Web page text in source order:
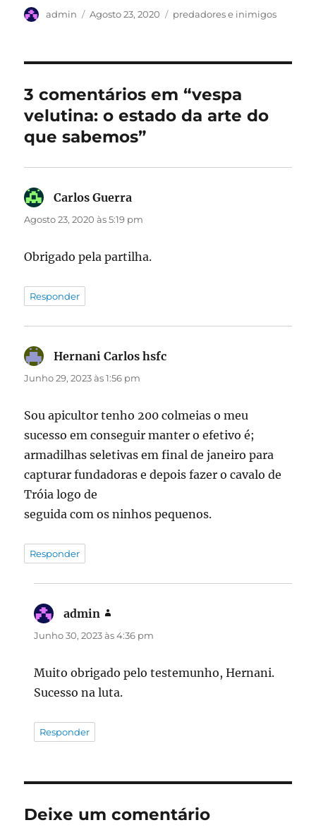
Autor
admin
Publicado
Agosto 23, 2020 Categorias
predadores e inimigos
3 comentários em “vespa
velutina: o estado da arte do
que sabemos”
Carlos Guerra
Agosto 23, 2020 às 5:19 pm
Obrigado pela partilha.
Responder
Hernani Carlos hsfc
Junho 29, 2023 às 1:56 pm
Sou apicultor tenho 200 colmeias o meu
sucesso em conseguir manter o efetivo é;
armadilhas seletivas em final de janeiro para
capturar fundadoras e depois fazer o cavalo de
Tróia logo de
seguida com os ninhos pequenos.
Responder
admin
Junho 30, 2023 às 4:36 pm
Muito obrigado pelo testemunho, Hernani.
Sucesso na luta.
Responder
Deixe um comentário